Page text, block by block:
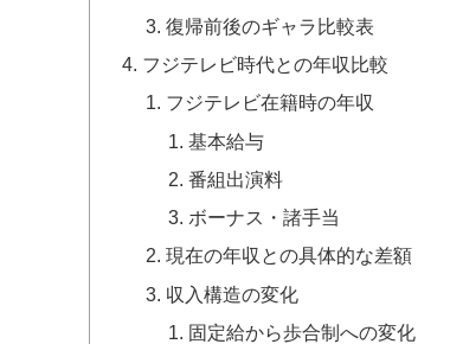
復帰前後のギャラ比較表
フジテレビ時代との年収比較
フジテレビ在籍時の年収
基本給与
番組出演料
ボーナス・諸手当
現在の年収との具体的な差額
収入構造の変化
固定給から歩合制への変化